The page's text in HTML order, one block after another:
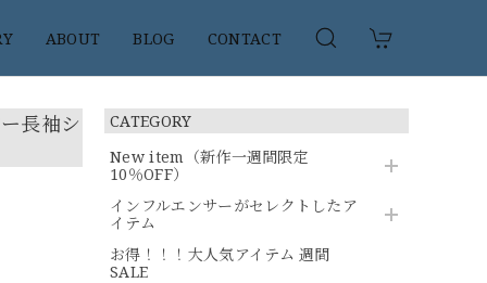
ABOUT BLOG CONTACT
CATEGORY
New item（新作一週間限定
10％OFF）
インフルエンサーがセレクトしたア
イテム
お得！！！大人気アイテム 週間
SALE
長袖シ